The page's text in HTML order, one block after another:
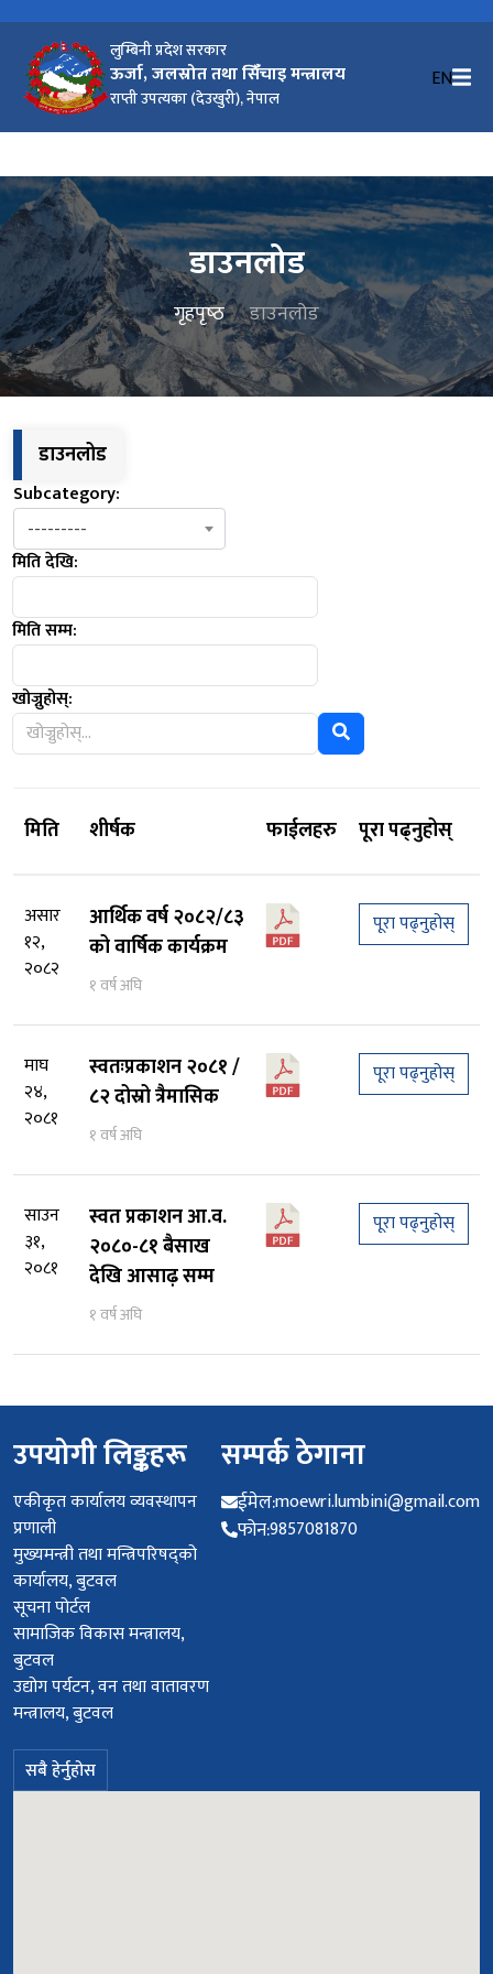
लुम्बिनी प्रदेश सरकार
ऊर्जा, जलस्रोत तथा सिंँचाइ मन्त्रालय
राप्ती उपत्यका (देउखुरी), नेपाल
EN
डाउनलोड
गृहपृष्‍ठ डाउनलोड
डाउनलोड
Subcategory:
---------
मिति देखि:
मिति सम्म:
खोज्नुहोस्:
मिति शीर्षक फाईलहरु पूरा पढ्नुहोस्
असार
१२,
२०८२
आर्थिक वर्ष २०८२/८३
को वार्षिक कार्यक्रम
१ वर्ष अघि
पूरा पढ्नुहोस्
माघ
२४,
२०८१
स्वतःप्रकाशन २०८१ /
८२ दोस्रो त्रैमासिक
१ वर्ष अघि
पूरा पढ्नुहोस्
साउन
३१,
२०८१
स्वत प्रकाशन आ.व.
२०८०-८१ बैसाख
देखि आसाढ़ सम्म
१ वर्ष अघि
पूरा पढ्नुहोस्
उपयोगी लिङ्कहरू
एकीकृत कार्यालय व्यवस्थापन
प्रणाली
मुख्यमन्त्री तथा मन्त्रिपरिषद्को
कार्यालय, बुटवल
सूचना पोर्टल
सामाजिक विकास मन्त्रालय,
बुटवल
उद्योग पर्यटन, वन तथा वातावरण
मन्त्रालय, बुटवल
सबै हेर्नुहोस
सम्पर्क ठेगाना
ईमेल:moewri.lumbini@gmail.com
फोन:9857081870